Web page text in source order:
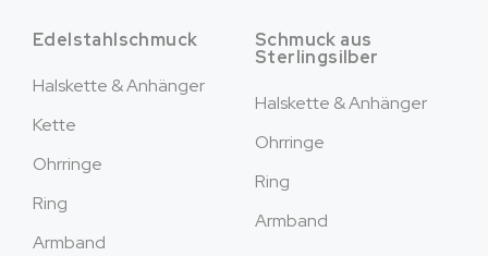
Edelstahlschmuck
Halskette & Anhänger
Kette
Ohrringe
Ring
Armband
Schmuck aus
Sterlingsilber
Halskette & Anhänger
Ohrringe
Ring
Armband